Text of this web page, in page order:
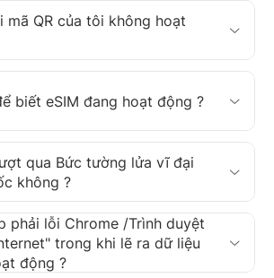
mã QR của tôi không hoạt
biết eSIM đang hoạt động ?
qua Bức tường lửa vĩ đại
không ?
phải lỗi Chrome /Trình duyệt
trong khi lẽ ra dữ liệu
động ?